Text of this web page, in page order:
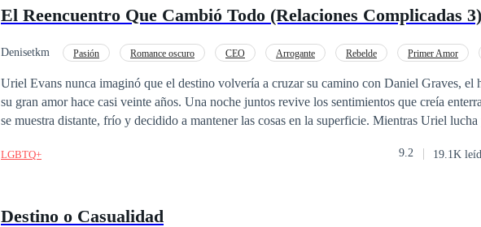
transformar su relación de amantes falsos en una verdadera? . . Serie RC: 1. Error
Tácticas De Guerra (X)
El Reencuentro Que Cambió Todo (Relaciones Complicadas 3)
Denisetkm Pasión Romance oscuro CEO Arrogante Rebelde Primer Amor
Uriel Evans nunca imaginó que el destino volvería a cruzar su camino con Daniel Graves, el
su gran amor hace casi veinte años. Una noche juntos revive los sentimientos que creía
se muestra distante, frío y decidido a mantener las cosas en la superficie. Mientras Uriel
unos padres que no ven con buenos ojos su regreso. Uriel está dispuesto a derribar cada obstáculo, pero ¿es
A Amante 3. El Reencuentro Que Cambió Todo 4. El Juego Qué Derribó Sus Barreras
LGBTQ+ 9.2 19.1K
Destino o Casualidad